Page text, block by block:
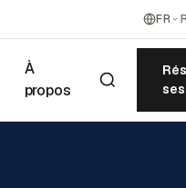
FR
À
propos